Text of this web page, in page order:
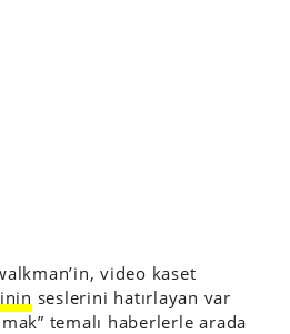
video kaset
seslerini hatırlayan var
temalı haberlerle arada